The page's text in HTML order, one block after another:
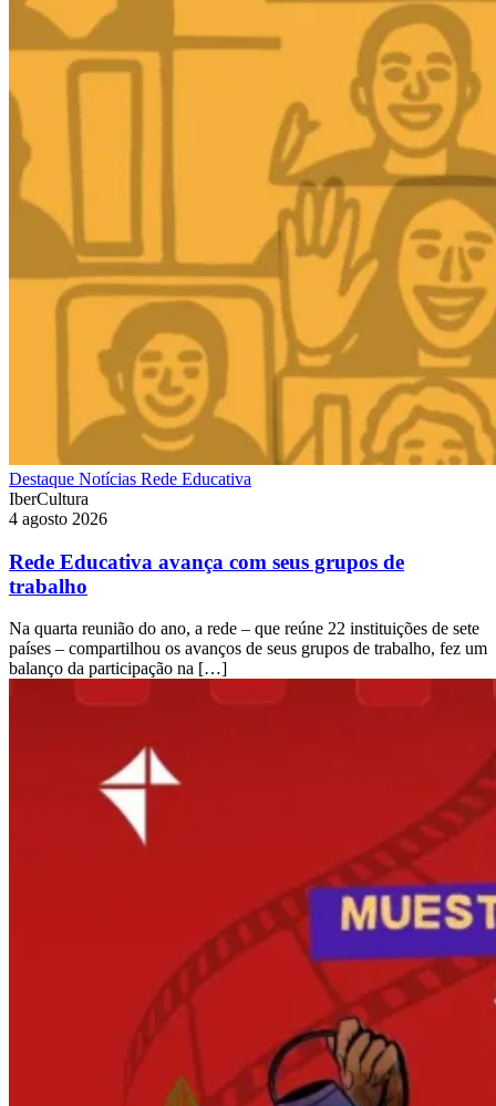
Destaque Notícias Rede Educativa
IberCultura
4 agosto 2026
Rede Educativa avança com seus grupos de
trabalho
Na quarta reunião do ano, a rede – que reúne 22 instituições de sete
países – compartilhou os avanços de seus grupos de trabalho, fez um
balanço da participação na […]